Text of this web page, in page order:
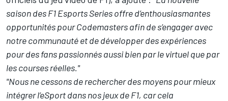
saison des F1 Esports Series offre d’enthousiasmantes
opportunités pour Codemasters afin de s’engager avec
notre communauté et de développer des expériences
pour des fans passionnés aussi bien par le virtuel que par
les courses réelles."
"Nous ne cessons de rechercher des moyens pour mieux
intégrer l’eSport dans nos jeux de F1, car cela